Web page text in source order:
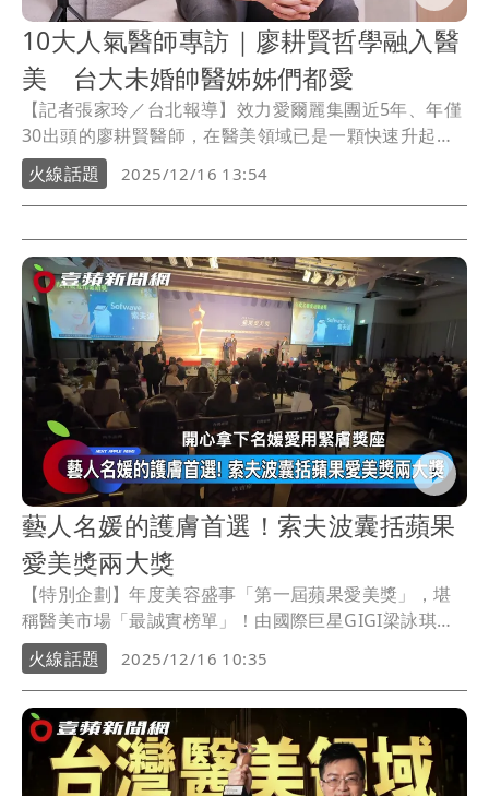
10大人氣醫師專訪｜廖耕賢哲學融入醫
美 台大未婚帥醫姊姊們都愛
【記者張家玲／台北報導】效力愛爾麗集團近5年、年僅
30出頭的廖耕賢醫師，在醫美領域已是一顆快速升起的
新星。今年他在首屆「蘋果愛美獎」中，以最高票入選
「十大人氣醫師」。得知消息時，他坦言受寵若驚，
「很感謝各個院所，還有支持我的姊姊們」。在專業、
溫和的形象背後，他其實是一位持續追尋內在平靜的深
度思考者，更將哲學融入了醫美中。
火線話題 2025/12/16 13:54
藝人名媛的護膚首選！索夫波囊括蘋果
愛美獎兩大獎
【特別企劃】年度美容盛事「第一屆蘋果愛美獎」，堪
稱醫美市場「最誠實榜單」！由國際巨星GIGI梁詠琪代
言的抗老秘密武器Sofwave索夫波®，同時兼具電音波
雙項優勢，開心拿下「名媛愛用緊膚獎」，還加碼奪下
「極限能量波類人氣獎」；同樣拿下「10大人氣醫師
獎」的愛爾麗診所廖耕賢，也肯定索夫波超越傳統電波
與音波無法到達的極限。
火線話題 2025/12/16 10:35